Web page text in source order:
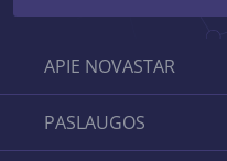
APIE NOVASTAR
PASLAUGOS